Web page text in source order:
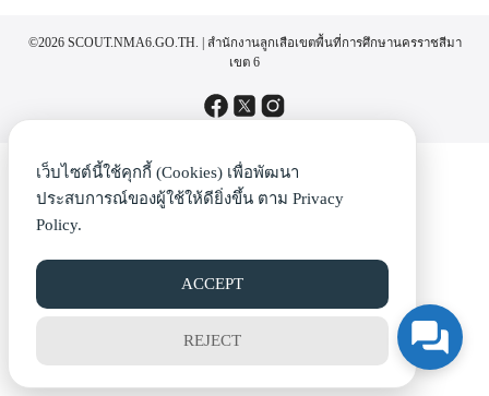
©2026 SCOUT.NMA6.GO.TH. | สำนักงานลูกเสือเขตพื้นที่การศึกษานครราชสีมา
เขต 6
เว็บไซต์นี้ใช้คุกกี้ (Cookies) เพื่อพัฒนา
ประสบการณ์ของผู้ใช้ให้ดียิ่งขึ้น ตาม Privacy
Policy.
ACCEPT
REJECT